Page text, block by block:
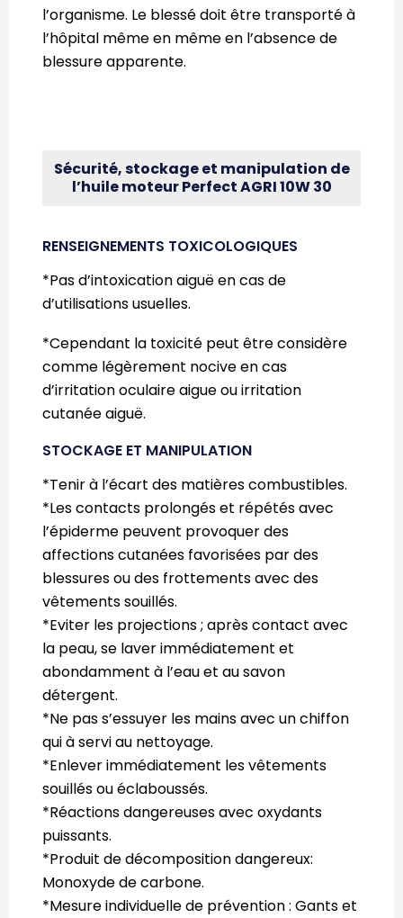
l’organisme. Le blessé doit être transporté à
l’hôpital même en même en l’absence de
blessure apparente.
Sécurité, stockage et manipulation de
l’huile moteur Perfect AGRI 10W 30
RENSEIGNEMENTS TOXICOLOGIQUES
*Pas d’intoxication aiguë en cas de
d’utilisations usuelles.
*Cependant la toxicité peut être considère
comme légèrement nocive en cas
d’irritation oculaire aigue ou irritation
cutanée aiguë.
STOCKAGE ET MANIPULATION
*Tenir à l’écart des matières combustibles.
*Les contacts prolongés et répétés avec
l’épiderme peuvent provoquer des
affections cutanées favorisées par des
blessures ou des frottements avec des
vêtements souillés.
*Eviter les projections ; après contact avec
la peau, se laver immédiatement et
abondamment à l’eau et au savon
détergent.
*Ne pas s’essuyer les mains avec un chiffon
qui à servi au nettoyage.
*Enlever immédiatement les vêtements
souillés ou éclaboussés.
*Réactions dangereuses avec oxydants
puissants.
*Produit de décomposition dangereux:
Monoxyde de carbone.
*Mesure individuelle de prévention : Gants et